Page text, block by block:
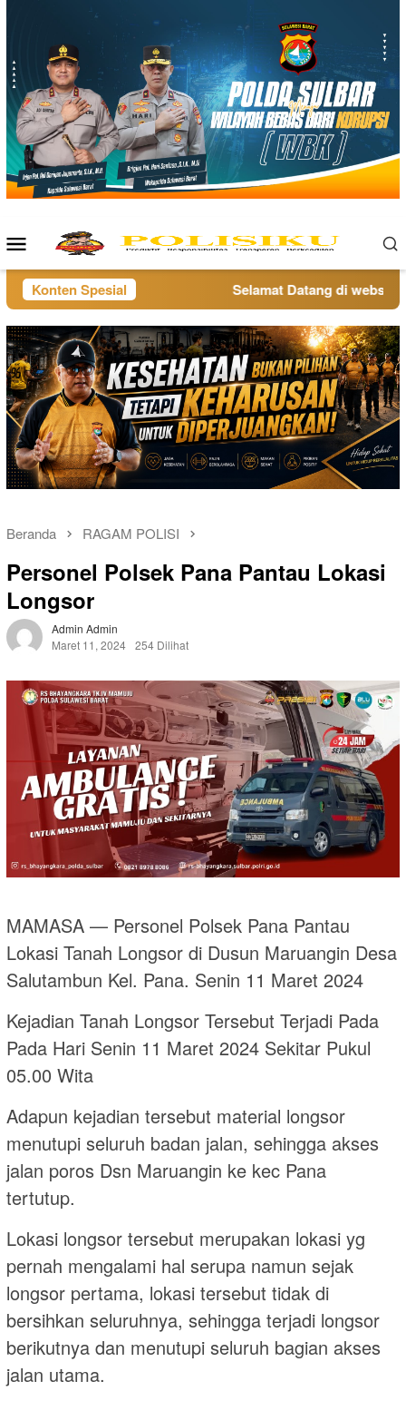
Menu
Mobile
Konten Spesial Selamat Datang di website
Beranda RAGAM POLISI
Personel Polsek Pana Pantau Lokasi
Longsor
Admin Admin
Maret 11, 2024 254 Dilihat
MAMASA — Personel Polsek Pana Pantau
Lokasi Tanah Longsor di Dusun Maruangin Desa
Salutambun Kel. Pana. Senin 11 Maret 2024
Kejadian Tanah Longsor Tersebut Terjadi Pada
Pada Hari Senin 11 Maret 2024 Sekitar Pukul
05.00 Wita
Adapun kejadian tersebut material longsor
menutupi seluruh badan jalan, sehingga akses
jalan poros Dsn Maruangin ke kec Pana
tertutup.
Lokasi longsor tersebut merupakan lokasi yg
pernah mengalami hal serupa namun sejak
longsor pertama, lokasi tersebut tidak di
bersihkan seluruhnya, sehingga terjadi longsor
berikutnya dan menutupi seluruh bagian akses
jalan utama.